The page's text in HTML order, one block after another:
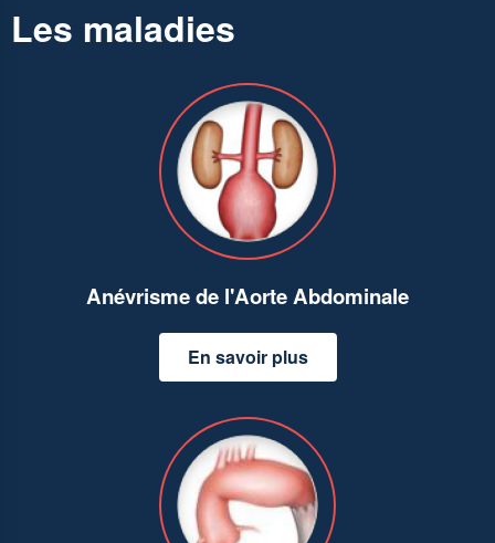
Les maladies
Anévrisme de l'Aorte Abdominale
En savoir plus